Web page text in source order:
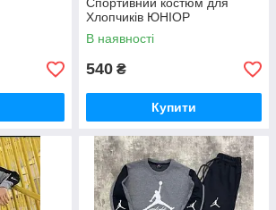
Хлопчиків ЮНІОР
В наявності
540 ₴
Купити